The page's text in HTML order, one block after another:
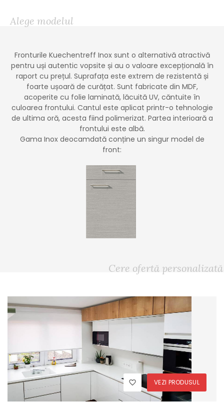
Alege modelul
Fronturile Kuechentreff Inox sunt o alternativă atractivă
pentru uși autentic vopsite și au o valoare excepțională în
raport cu prețul. Suprafața este extrem de rezistentă și
foarte ușoară de curățat. Sunt fabricate din MDF,
acoperite cu folie laminată, lăcuită UV, căntuite în
culoarea frontului. Cantul este aplicat printr-o tehnologie
de ultima oră, acesta fiind polimerizat. Partea interioară a
frontului este albă.
Gama Inox deocamdată conține un singur model de
front:
Cere ofertă personalizată
VEZI PRODUSUL